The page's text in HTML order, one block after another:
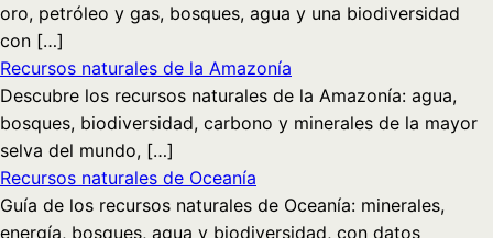
oro, petróleo y gas, bosques, agua y una biodiversidad
con […]
Recursos naturales de la Amazonía
Descubre los recursos naturales de la Amazonía: agua,
bosques, biodiversidad, carbono y minerales de la mayor
selva del mundo, […]
Recursos naturales de Oceanía
Guía de los recursos naturales de Oceanía: minerales,
energía, bosques, agua y biodiversidad, con datos